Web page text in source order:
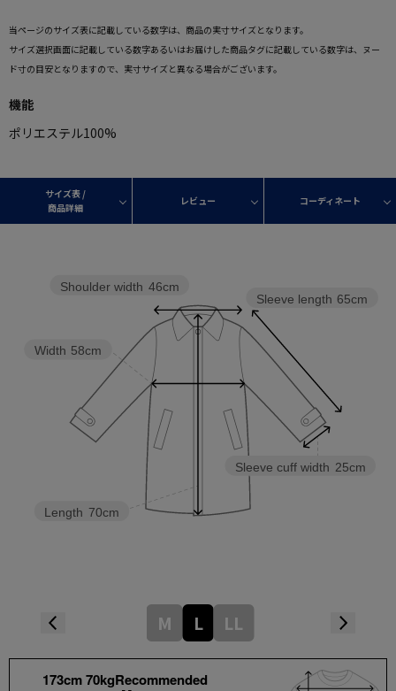
当ページのサイズ表に記載している数字は、商品の実寸サイズとなります。
サイズ選択画面に記載している数字あるいはお届けした商品タグに記載している数字は、ヌー
ド寸の目安となりますので、実寸サイズと異なる場合がございます。
機能
ポリエステル100%
サイズ表 /
商品詳細
レビュー コーディネート
Sleeve cuff width 25cm
Sleeve length 65cm
Length 70cm
Width 58cm
Shoulder width 46cm
M L LL
173cm 70kgRecommended